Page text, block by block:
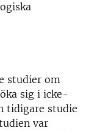
studier om
sig i icke-
tidigare studie
var